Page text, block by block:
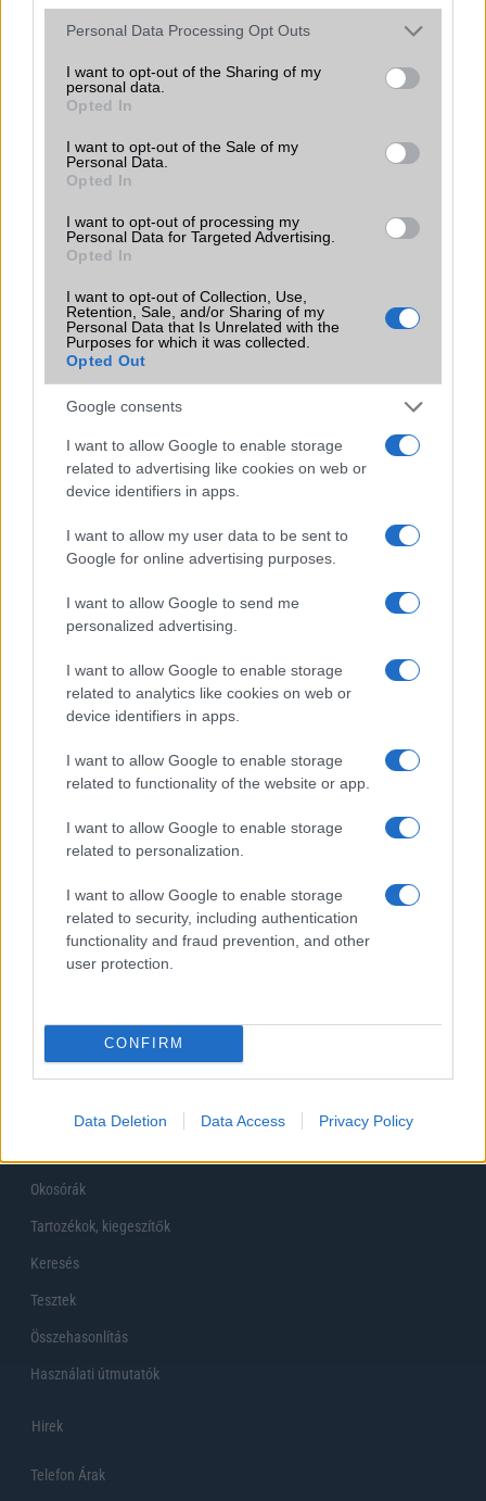
Please note that this website/app uses one or more Google
not limited to your visit or usage behaviour. You may click to
grant or deny consent to Google and its third-party tags to
use your data for below specified purposes in below Google
consent section.
Personal Data Processing Opt Outs
I want to opt-out of the Sharing of my
personal data.
Opted In
I want to opt-out of the Sale of my
Personal Data.
Opted In
I want to opt-out of processing my
Personal Data for Targeted Advertising.
Opted In
I want to opt-out of Collection, Use,
Retention, Sale, and/or Sharing of my
Personal Data that Is Unrelated with the
Purposes for which it was collected.
Opted Out
Google consents
I want to allow Google to enable storage
related to advertising like cookies on web or
device identifiers in apps.
I want to allow my user data to be sent to
Google for online advertising purposes.
I want to allow Google to send me
personalized advertising.
I want to allow Google to enable storage
related to analytics like cookies on web or
device identifiers in apps.
I want to allow Google to enable storage
related to functionality of the website or app.
I want to allow Google to enable storage
related to personalization.
I want to allow Google to enable storage
related to security, including authentication
functionality and fraud prevention, and other
user protection.
CONFIRM
Data Deletion Data Access Privacy Policy
HÍRLEVÉL
webhelyet a reCAPTCHA védi. A Google
adatvédelmi irányelve
szolgáltatási feltételekérvényesek.
Korábbi hírlevelek
SZAVAZÁS
Megérné Önnek telefont váltani csak azért, mert az új modell dupla alap
Talán, ha más fejlesztések is vannak
Nem, nekem a mostani tárhely is elég
Inkább felhőben tárolok mindent
Korábbi szavazások eredményei
Főoldal
Készülékekguru
Mobiltelefonok
Okosórák
Tartozékok, kiegeszítők
Keresés
Tesztek
Összehasonlítás
Használati útmutatók
Hirek
Telefon Árak